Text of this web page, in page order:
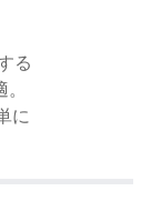
る
に